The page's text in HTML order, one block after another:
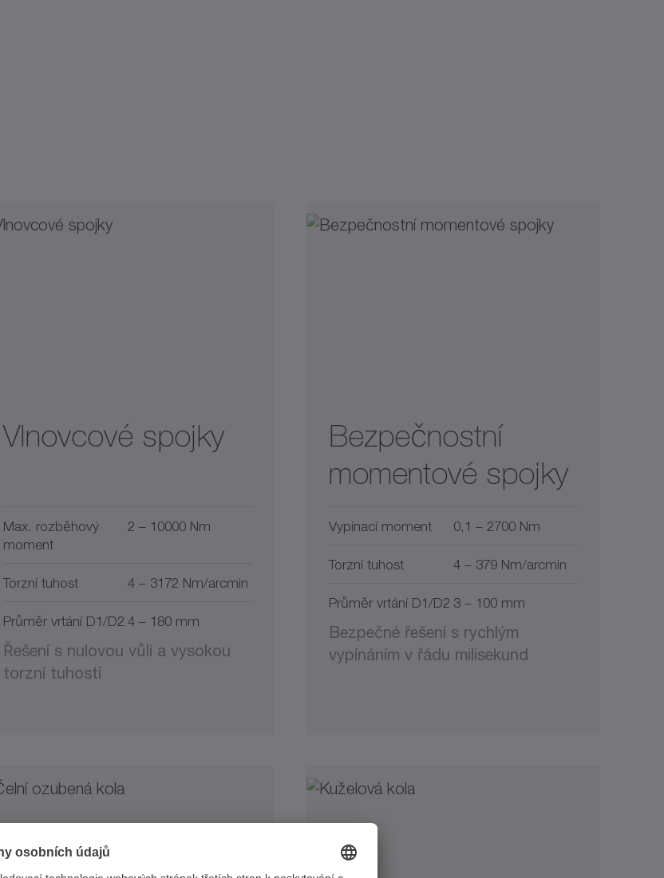
Vlnovcové spojky
Max. rozběhový
moment
2 – 10000 Nm
Torzní tuhost 4 – 3172 Nm/arcmin
Průměr vrtání D1/D2 4 – 180 mm
Řešení s nulovou vůlí a vysokou
torzní tuhostí
Bezpečnostní
momentové spojky
Vypínací moment 0,1 – 2700 Nm
Torzní tuhost 4 – 379 Nm/arcmin
Průměr vrtání D1/D2 3 – 100 mm
Bezpečné řešení s rychlým
vypínáním v řádu milisekund